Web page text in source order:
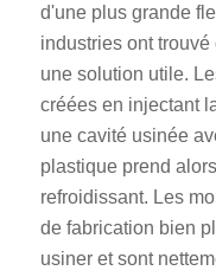
d'une plus grande
industries ont
une solution utile.
créées en injectant
une cavité usinée
plastique prend
refroidissant. Les
de fabrication bien
usiner et sont